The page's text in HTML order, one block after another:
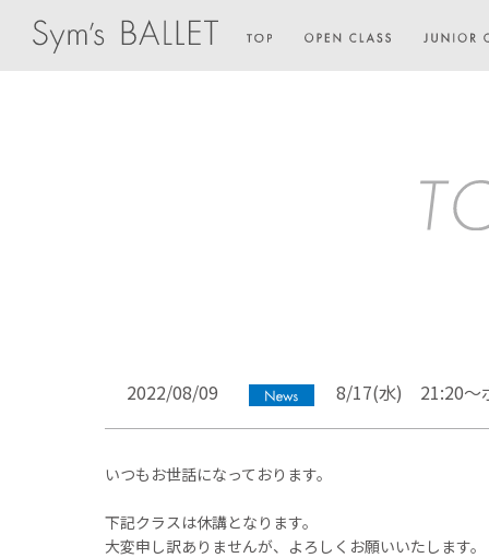
2022/08/09 8/17(水) 21:20～
いつもお世話になっております。
下記クラスは休講となります。
大変申し訳ありませんが、よろしくお願いいたします。